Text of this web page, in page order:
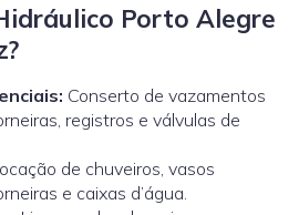
Porto Alegre
Conserto de vazamentos
registros e válvulas de
de chuveiros, vasos
e caixas d’água.